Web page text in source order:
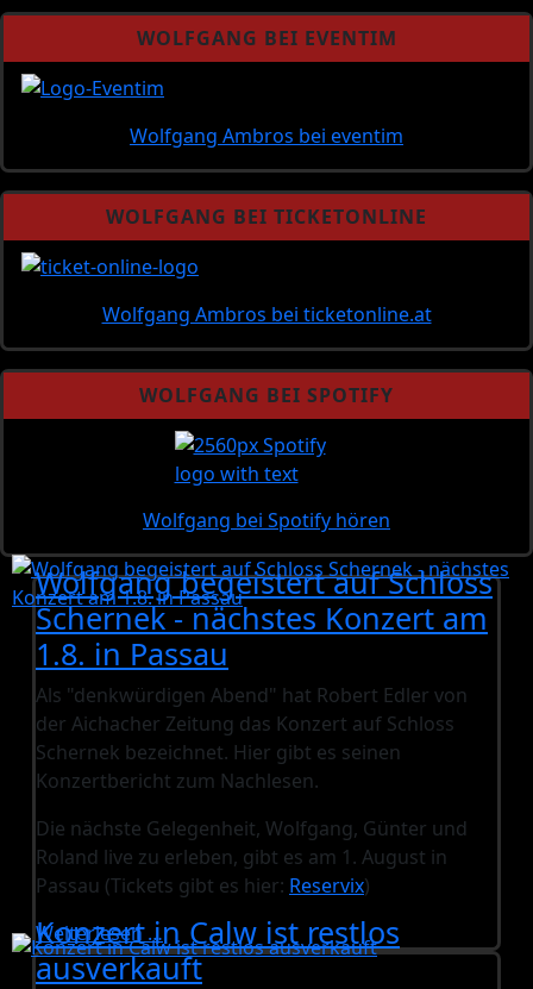
WOLFGANG BEI EVENTIM
Wolfgang Ambros bei eventim
WOLFGANG BEI TICKETONLINE
Wolfgang Ambros bei ticketonline.at
WOLFGANG BEI SPOTIFY
Wolfgang bei Spotify hören
Wolfgang begeistert auf Schloss
Schernek - nächstes Konzert am
1.8. in Passau
Als "denkwürdigen Abend" hat Robert Edler von
der Aichacher Zeitung das Konzert auf Schloss
Schernek bezeichnet. Hier gibt es seinen
Konzertbericht zum Nachlesen.
Die nächste Gelegenheit, Wolfgang, Günter und
Roland live zu erleben, gibt es am 1. August in
Passau (Tickets gibt es hier: Reservix)
Weiterlesen …
Konzert in Calw ist restlos
ausverkauft